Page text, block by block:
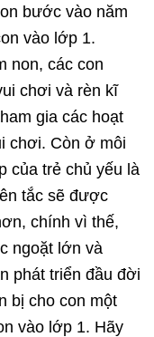
bước vào năm
vào lớp 1.
non, các con
chơi và rèn kĩ
gia các hoạt
chơi. Còn ở môi
của trẻ chủ yếu là
tắc sẽ được
chính vì thế,
ngoặt lớn và
phát triển đầu đời
bị cho con một
vào lớp 1. Hãy